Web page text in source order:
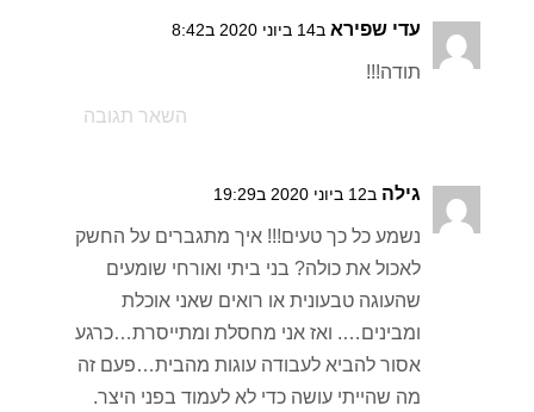
עדי שפירא ב14 ביוני 2020 ב8:42
תודה!!!
השאר תגובה
גילה ב12 ביוני 2020 ב19:29
נשמע כל כך טעים!!! איך מתגברים על החשק
לאכול את כולה? בני ביתי ואורחי שומעים
שהעוגה טבעונית או רואים שאני אוכלת
ומבינים…. ואז אני מחסלת ומתייסרת…כרגע
אסור להביא לעבודה עוגות מהבית…פעם זה
מה שהייתי עושה כדי לא לעמוד בפני היצר.